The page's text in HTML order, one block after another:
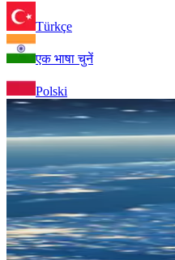
Türkçe
एक भाषा चुनें
Polski